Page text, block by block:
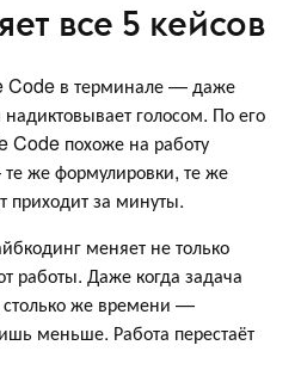
все 5 кейсов
Code в терминале — даже
голосом. По его
похоже на работу
же формулировки, те же
приходит за минуты.
меняет не только
работы. Даже когда задача
столько же времени —
меньше. Работа перестаёт